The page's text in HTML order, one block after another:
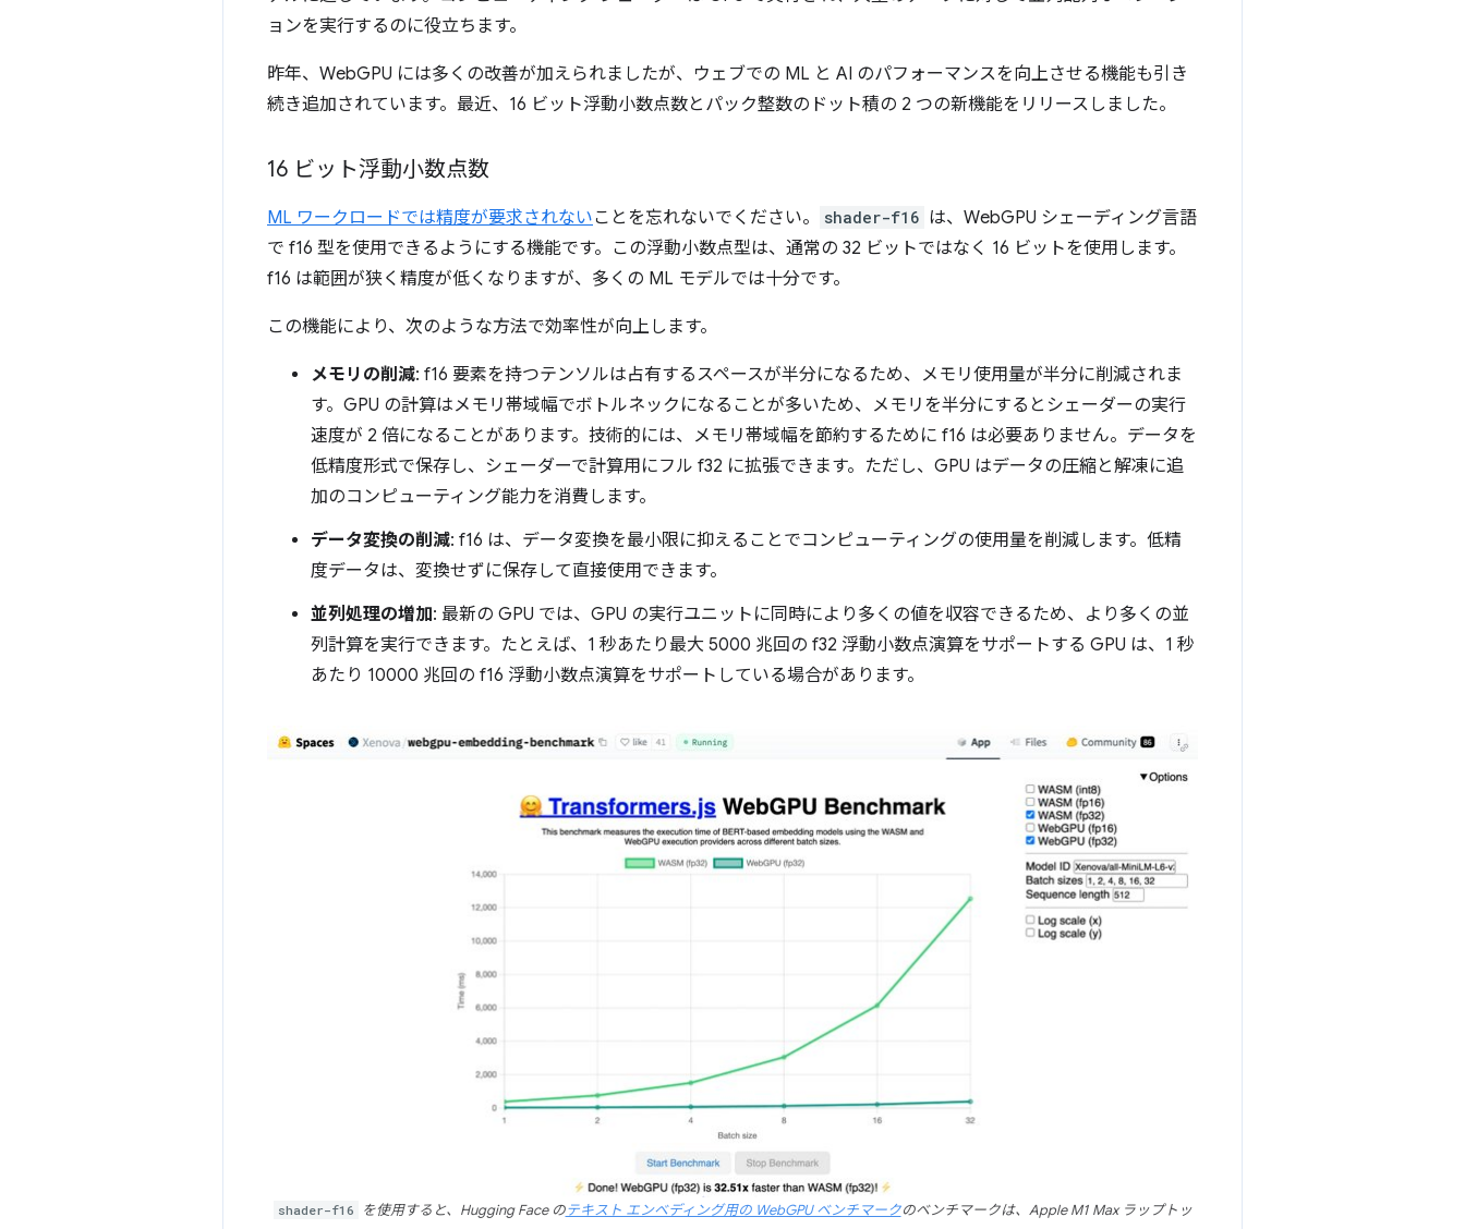
ョンを実行するのに役立ちます。
昨年、WebGPU には多くの改善が加えられましたが、ウェブでの ML と AI のパフォーマンスを向上させる機能も引き
続き追加されています。最近、16 ビット浮動小数点数とパック整数のドット積の 2 つの新機能をリリースしました。
16 ビット浮動小数点数
ML ワークロードでは精度が要求されない ことを忘れないでください。 shader-f16 は、WebGPU シェーディング言語
で f16 型を使用できるようにする機能です。この浮動小数点型は、通常の 32 ビットではなく 16 ビットを使用します。
f16 は範囲が狭く精度が低くなりますが、多くの ML モデルでは十分です。
この機能により、次のような方法で効率性が向上します。
メモリの削減: f16 要素を持つテンソルは占有するスペースが半分になるため、メモリ使用量が半分に削減されま
す。GPU の計算はメモリ帯域幅でボトルネックになることが多いため、メモリを半分にするとシェーダーの実行
速度が 2 倍になることがあります。技術的には、メモリ帯域幅を節約するために f16 は必要ありません。データを
低精度形式で保存し、シェーダーで計算用にフル f32 に拡張できます。ただし、GPU はデータの圧縮と解凍に追
加のコンピューティング能力を消費します。
データ変換の削減: f16 は、データ変換を最小限に抑えることでコンピューティングの使用量を削減します。低精
度データは、変換せずに保存して直接使用できます。
並列処理の増加: 最新の GPU では、GPU の実行ユニットに同時により多くの値を収容できるため、より多くの並
列計算を実行できます。たとえば、1 秒あたり最大 5000 兆回の f32 浮動小数点演算をサポートする GPU は、1 秒
あたり 10000 兆回の f16 浮動小数点演算をサポートしている場合があります。
shader-f16 を使用すると、Hugging Face のテキスト エンベディング用の WebGPU ベンチマークのベンチマークは、Apple M1 Max ラップトッ